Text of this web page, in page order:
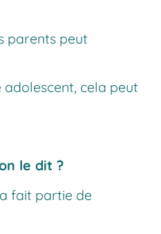
parents peut
adolescent, cela peut
le dit ?
fait partie de